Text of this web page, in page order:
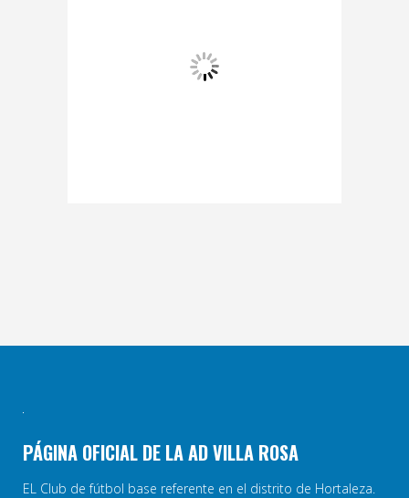
PÁGINA OFICIAL DE LA AD VILLA ROSA
EL Club de fútbol base referente en el distrito de Hortaleza.